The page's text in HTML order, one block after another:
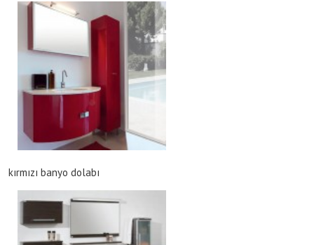
kırmızı banyo dolabı